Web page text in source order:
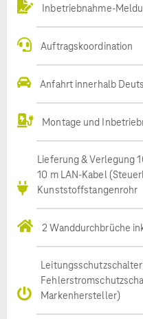
Inbetriebnahme-
Auftragskoordination
Anfahrt innerhalb
Montage und
Lieferung & Verlegung
10 m LAN-Kabel
Kunststoffstangenrohr
2 Wanddurchbrüche
Markenhersteller)